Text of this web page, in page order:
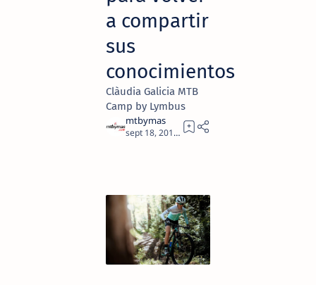
a compartir
sus
conocimientos
Clàudia Galicia MTB
Camp by Lymbus
2